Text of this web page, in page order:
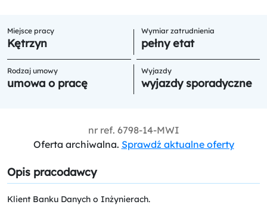
Miejsce pracy
Kętrzyn
Wymiar zatrudnienia
pełny etat
Rodzaj umowy
umowa o pracę
Wyjazdy
wyjazdy sporadyczne
nr ref. 6798-14-MWI
Oferta archiwalna. Sprawdź aktualne oferty
Opis pracodawcy
Klient Banku Danych o Inżynierach.